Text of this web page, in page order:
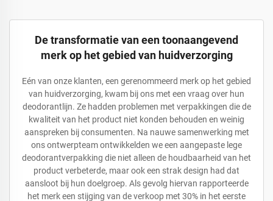
De transformatie van een toonaangevend
merk op het gebied van huidverzorging
Eén van onze klanten, een gerenommeerd merk op het gebied
van huidverzorging, kwam bij ons met een vraag over hun
deodorantlijn. Ze hadden problemen met verpakkingen die de
kwaliteit van het product niet konden behouden en weinig
aanspreken bij consumenten. Na nauwe samenwerking met
ons ontwerpteam ontwikkelden we een aangepaste lege
deodorantverpakking die niet alleen de houdbaarheid van het
product verbeterde, maar ook een strak design had dat
aansloot bij hun doelgroep. Als gevolg hiervan rapporteerde
het merk een stijging van de verkoop met 30% in het eerste